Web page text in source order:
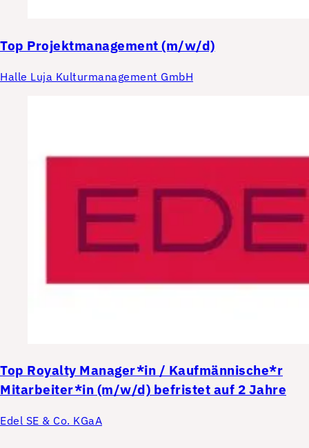
Top Projektmanagement (m/w/d)
Halle Luja Kulturmanagement GmbH
Top Royalty Manager*in / Kaufmännische*r
Mitarbeiter*in (m/w/d) befristet auf 2 Jahre
Edel SE & Co. KGaA